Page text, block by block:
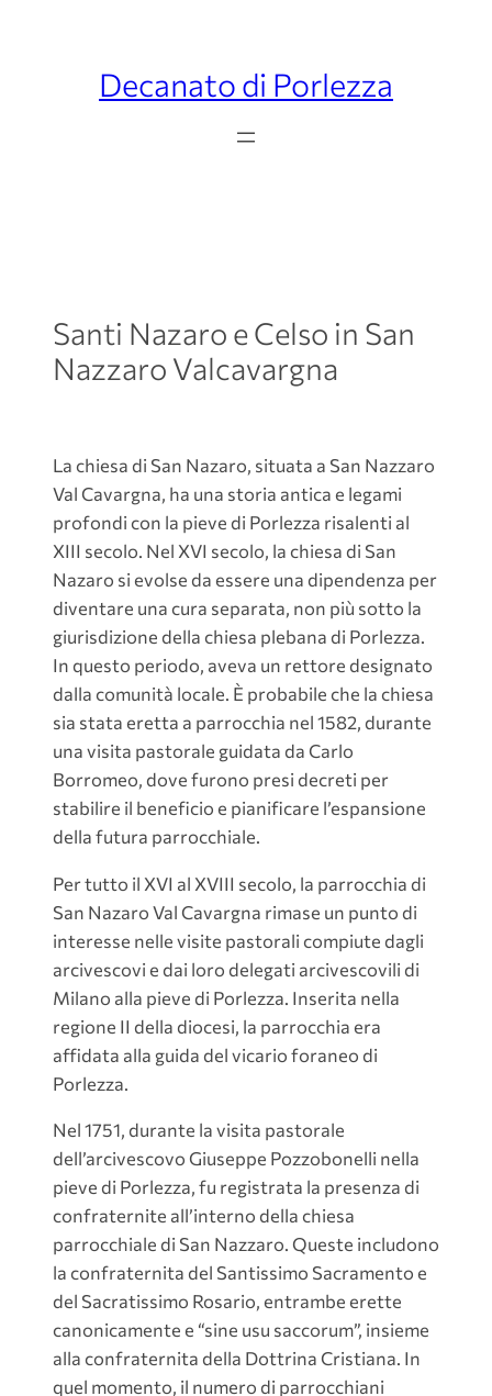
Decanato di Porlezza
Santi Nazaro e Celso in San
Nazzaro Valcavargna
La chiesa di San Nazaro, situata a San Nazzaro
Val Cavargna, ha una storia antica e legami
profondi con la pieve di Porlezza risalenti al
XIII secolo. Nel XVI secolo, la chiesa di San
Nazaro si evolse da essere una dipendenza per
diventare una cura separata, non più sotto la
giurisdizione della chiesa plebana di Porlezza.
In questo periodo, aveva un rettore designato
dalla comunità locale. È probabile che la chiesa
sia stata eretta a parrocchia nel 1582, durante
una visita pastorale guidata da Carlo
Borromeo, dove furono presi decreti per
stabilire il beneficio e pianificare l’espansione
della futura parrocchiale.
Per tutto il XVI al XVIII secolo, la parrocchia di
San Nazaro Val Cavargna rimase un punto di
interesse nelle visite pastorali compiute dagli
arcivescovi e dai loro delegati arcivescovili di
Milano alla pieve di Porlezza. Inserita nella
regione II della diocesi, la parrocchia era
affidata alla guida del vicario foraneo di
Porlezza.
Nel 1751, durante la visita pastorale
dell’arcivescovo Giuseppe Pozzobonelli nella
pieve di Porlezza, fu registrata la presenza di
confraternite all’interno della chiesa
parrocchiale di San Nazzaro. Queste includono
la confraternita del Santissimo Sacramento e
del Sacratissimo Rosario, entrambe erette
canonicamente e “sine usu saccorum”, insieme
alla confraternita della Dottrina Cristiana. In
quel momento, il numero di parrocchiani